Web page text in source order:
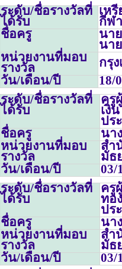
ระดับ/ชื่อรางวัลที่
ได้รับ
เห
กีฬ
ชื่อครู
นา
นา
หน่วยงานที่มอบ
รางวัล
กรุ
วัน/เดือน/ปี
18/
ระดับ/ชื่อรางวัลที่
ได้รับ
ครู
เงิ
ปร
ชื่อครู
นา
หน่วยงานที่มอบ
รางวัล
สำ
มัธ
วัน/เดือน/ปี
03/
ระดับ/ชื่อรางวัลที่
ได้รับ
ครู
ทอ
ปร
ชื่อครู
นา
หน่วยงานที่มอบ
รางวัล
สำ
มัธ
วัน/เดือน/ปี
03/